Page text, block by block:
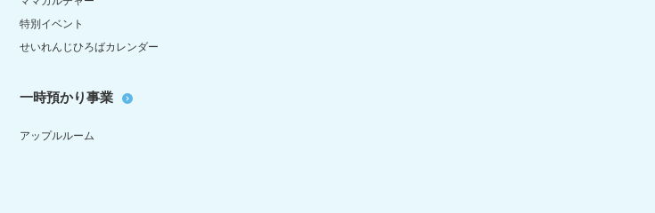
特別イベント
せいれんじひろばカレンダー
一時預かり事業
アップルルーム